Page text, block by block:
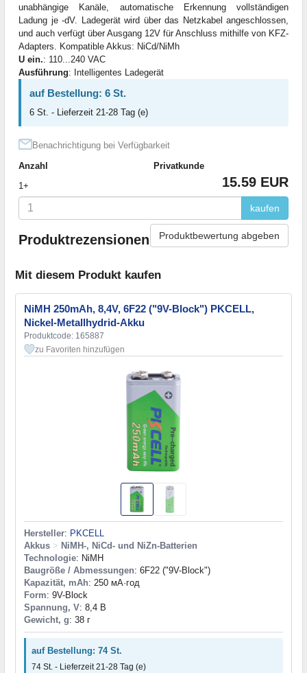
unabhängige Kanäle, automatische Erkennung vollständigen
Ladung je -dV. Ladegerät wird über das Netzkabel angeschlossen,
und auch verfügt über Ausgang 12V für Anschluss mithilfe von KFZ-
Adapters. Kompatible Akkus: NiCd/NiMh
U ein.: 110...240 VAC
Ausführung: Intelligentes Ladegerät
auf Bestellung: 6 St.
6 St. - Lieferzeit 21-28 Tag (e)
Benachrichtigung bei Verfügbarkeit
Anzahl
Privatkunde
1+
15.59 EUR
kaufen
Produktrezensionen Produktbewertung abgeben
Mit diesem Produkt kaufen
NiMH 250mAh, 8,4V, 6F22 ("9V-Block") PKCELL,
Nickel-Metallhydrid-Akku
Produktcode: 165887
zu Favoriten hinzufügen
Hersteller: PKCELL
Akkus > NiMH-, NiCd- und NiZn-Batterien
Technologie: NiMH
Baugröße / Abmessungen: 6F22 ("9V-Block")
Kapazität, mAh: 250 мА·год
Form: 9V-Block
Spannung, V: 8,4 В
Gewicht, g: 38 г
auf Bestellung: 74 St.
74 St. - Lieferzeit 21-28 Tag (e)